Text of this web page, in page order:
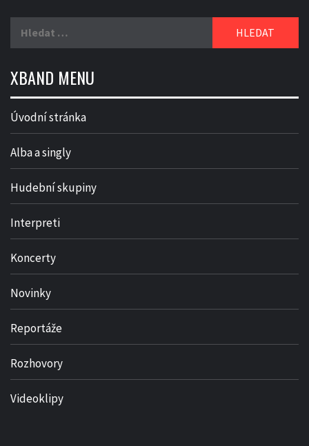
XBAND MENU
Úvodní stránka
Alba a singly
Hudební skupiny
Interpreti
Koncerty
Novinky
Reportáže
Rozhovory
Videoklipy